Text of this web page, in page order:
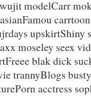
modelCarr
upskirtShiny
moseley seex
blak dick
trannyBlogs
acctress